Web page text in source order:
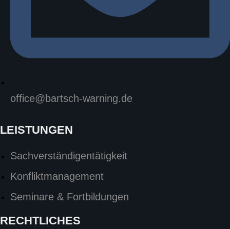
office@bartsch-warning.de
LEISTUNGEN
Sachverständigentätigkeit
Konfliktmanagement
Seminare & Fortbildungen
RECHTLICHES